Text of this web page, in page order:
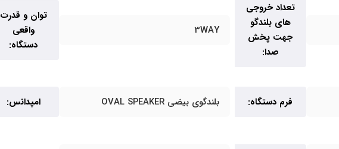
تعداد خروجی
های بلندگو
جهت پخش
صدا:
3WAY
توان و قدرت
واقعی
دستگاه:
فرم دستگاه: بلندگوی بیضی OVAL SPEAKER امپدانس: